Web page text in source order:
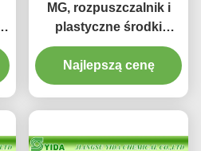
MG, rozpuszczalnik i
plastyczne środki
pomocnicze, Methyl
Cellosolve Cas nr 109-
86-4
Najlepszą cenę